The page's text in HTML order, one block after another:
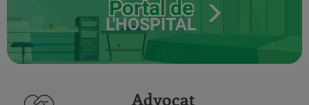
Portal de
L'HOSPITAL
Advocat